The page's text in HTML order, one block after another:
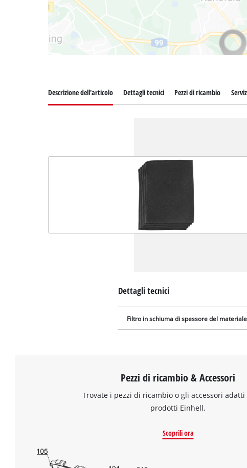
Descrizione dell'articolo Dettagli tecnici Pezzi di ricambio
Dettagli tecnici
Filtro in schiuma di spessore del materiale
Pezzi di ricambio & Accessori
Trovate i pezzi di ricambio o gli accessori adatti
prodotti Einhell.
Scoprili ora